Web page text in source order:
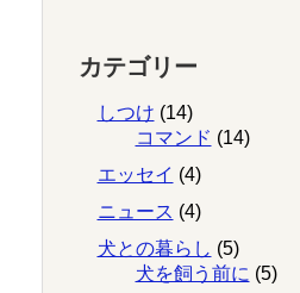
カテゴリー
しつけ (14)
コマンド (14)
エッセイ (4)
ニュース (4)
犬との暮らし (5)
犬を飼う前に (5)